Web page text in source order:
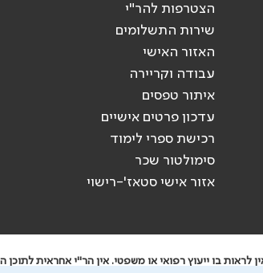
הצטרפות להר"י
שירות התשלומים
האזור האישי
עבודה וקריירה
איתור טפסים
עדכון פרטים אישיים
רכישת ספרי לימוד
סימולטור שכר
אזור אישי סטאז'-רישוי
בו ייעוץ רפואי או משפטי. אין הר"י אחראית